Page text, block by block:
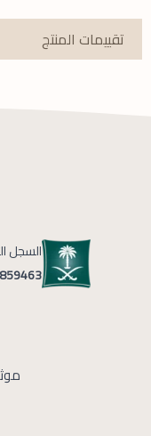
تقييمات المنتج
السجل